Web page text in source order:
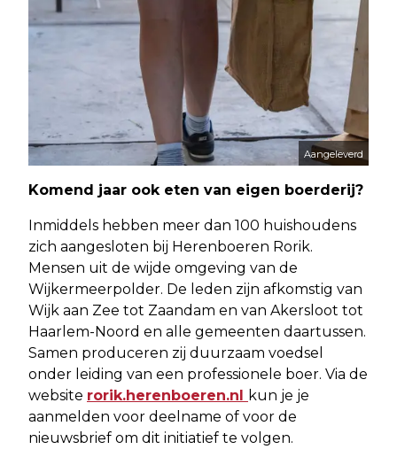
Aangeleverd
Komend jaar ook eten van eigen boerderij?
Inmiddels hebben meer dan 100 huishoudens
zich aangesloten bij Herenboeren Rorik.
Mensen uit de wijde omgeving van de
Wijkermeerpolder. De leden zijn afkomstig van
Wijk aan Zee tot Zaandam en van Akersloot tot
Haarlem-Noord en alle gemeenten daartussen.
Samen produceren zij duurzaam voedsel
onder leiding van een professionele boer. Via de
website rorik.herenboeren.nl
kun je je
aanmelden voor deelname of voor de
nieuwsbrief om dit initiatief te volgen.